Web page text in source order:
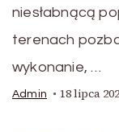
niesłabnącą
terenach
wykonanie, …
Admin 18 lipca